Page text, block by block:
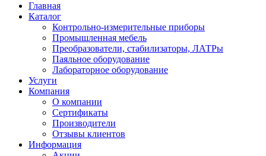
Главная
Каталог
Контрольно-измерительные приборы
Промышленная мебель
Преобразователи, стабилизаторы, ЛАТРы
Паяльное оборудование
Лабораторное оборудование
Услуги
Компания
О компании
Сертификаты
Производители
Отзывы клиентов
Информация